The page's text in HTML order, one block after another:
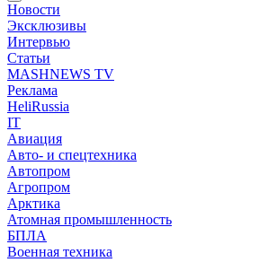
Новости
Эксклюзивы
Интервью
Статьи
MASHNEWS TV
Реклама
HeliRussia
IT
Авиация
Авто- и спецтехника
Автопром
Агропром
Арктика
Атомная промышленность
БПЛА
Военная техника